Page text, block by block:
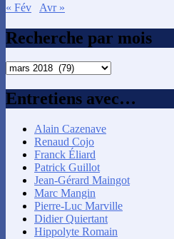
« Fév
Avr »
Recherche par mois
Recherche
mois
Entretiens avec…
Alain Cazenave
Renaud Cojo
Franck Éliard
Patrick Guillot
Jean-Gérard Maingot
Marc Mangin
Pierre-Luc Marville
Didier Quiertant
Hippolyte Romain